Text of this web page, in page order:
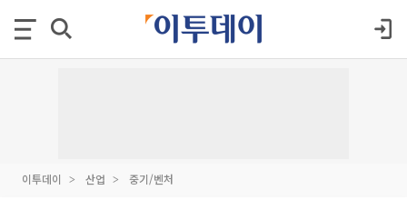
이투데이 산업 중기/벤처